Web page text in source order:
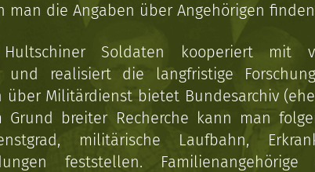
man die Angaben über Angehörigen
Soldaten kooperiert mit
und realisiert die langfristige
über Militärdienst bietet Bundesarchiv
Grund breiter Recherche kann man
militärische Laufbahn,
feststellen.